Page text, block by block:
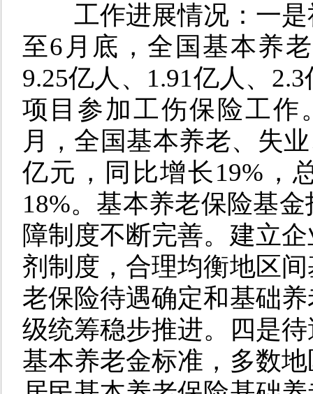
工作进展情况： 一是
至6月底，全国基本养
9.25亿人、1.91亿人、
项目参加工伤保险工作
月，全国基本养老、失
亿元，同比增长19%，
18%。基本养老保险基
障制度不断完善。建立
剂制度，合理均衡地区
老保险待遇确定和基础
级统筹稳步推进。
四是
基本养老金标准，多数